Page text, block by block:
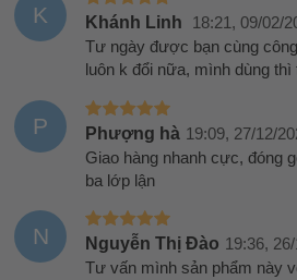
K Khánh Linh
18:21, 09/02/
Tư ngày được bạn cùng
luôn k đổi nữa, mình dùng thì
P Phượng hà 19:09, 27/12/
Giao hàng nhanh cực, đóng
ba lớp lận
N Nguyễn Thị Đào 19:36,
Tư vấn mình sản phẩm này